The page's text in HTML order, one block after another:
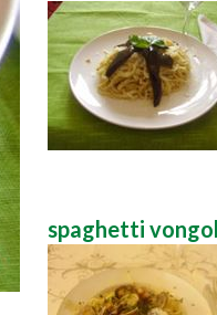
spaghetti